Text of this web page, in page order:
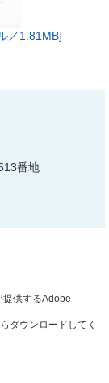
／1.81MB]
番地
提供するAdobe
ダウンロードしてく